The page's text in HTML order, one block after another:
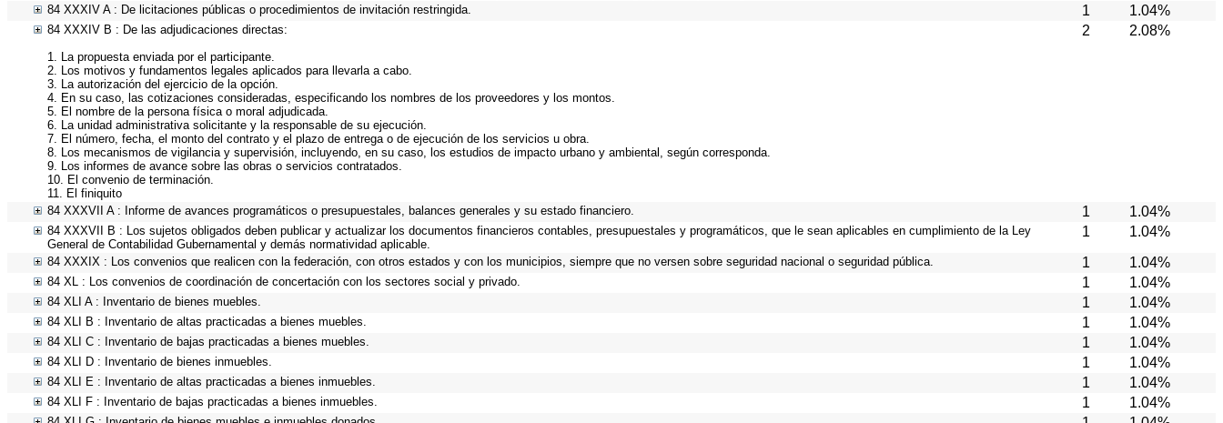
84 XXXIV A : De licitaciones públicas o procedimientos de invitación restringida. 1 1.04%
84 XXXIV B : De las adjudicaciones directas:
1. La propuesta enviada por el participante.
2. Los motivos y fundamentos legales aplicados para llevarla a cabo.
3. La autorización del ejercicio de la opción.
4. En su caso, las cotizaciones consideradas, especificando los nombres de los proveedores y los montos.
5. El nombre de la persona física o moral adjudicada.
6. La unidad administrativa solicitante y la responsable de su ejecución.
7. El número, fecha, el monto del contrato y el plazo de entrega o de ejecución de los servicios u obra.
8. Los mecanismos de vigilancia y supervisión, incluyendo, en su caso, los estudios de impacto urbano y ambiental, según corresponda.
9. Los informes de avance sobre las obras o servicios contratados.
10. El convenio de terminación.
11. El finiquito
2 2.08%
84 XXXVII A : Informe de avances programáticos o presupuestales, balances generales y su estado financiero. 1 1.04%
84 XXXVII B : Los sujetos obligados deben publicar y actualizar los documentos financieros contables, presupuestales y programáticos, que le sean aplicables en cumplimiento de la Ley
General de Contabilidad Gubernamental y demás normatividad aplicable.
1 1.04%
84 XXXIX : Los convenios que realicen con la federación, con otros estados y con los municipios, siempre que no versen sobre seguridad nacional o seguridad pública. 1 1.04%
84 XL : Los convenios de coordinación de concertación con los sectores social y privado. 1 1.04%
84 XLI A : Inventario de bienes muebles. 1 1.04%
84 XLI B : Inventario de altas practicadas a bienes muebles. 1 1.04%
84 XLI C : Inventario de bajas practicadas a bienes muebles. 1 1.04%
84 XLI D : Inventario de bienes inmuebles. 1 1.04%
84 XLI E : Inventario de altas practicadas a bienes inmuebles. 1 1.04%
84 XLI F : Inventario de bajas practicadas a bienes inmuebles. 1 1.04%